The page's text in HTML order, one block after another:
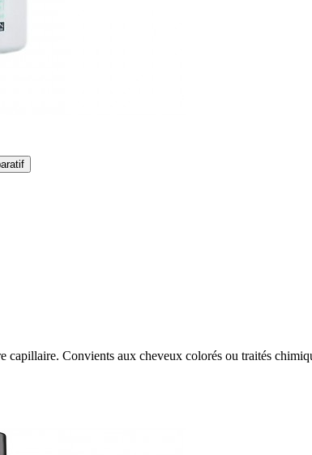
capillaire. Convients aux cheveux colorés ou traités